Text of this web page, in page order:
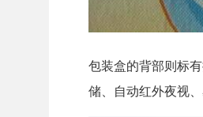
包装盒的背部则标
储、自动红外夜视